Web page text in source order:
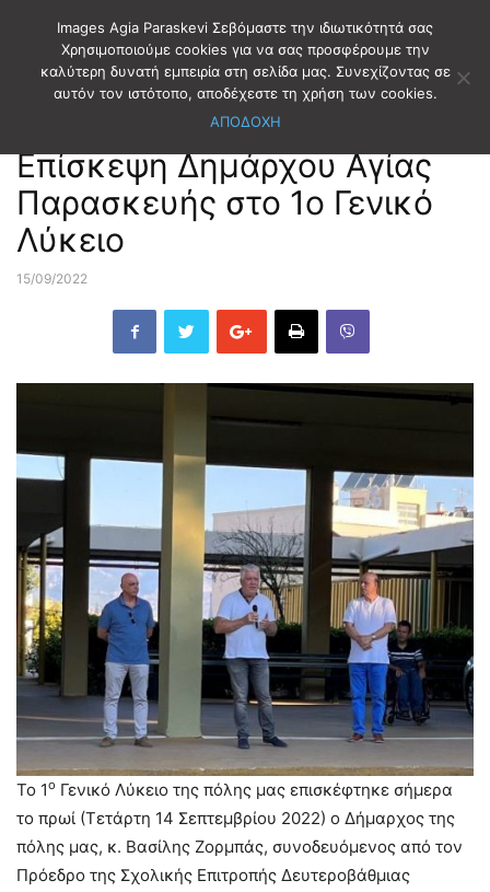
Αρχική ΔΗΜΟΤΙΚΑ ΝΕΑ
Επίσκεψη Δημάρχου Αγίας
Παρασκευής στο 1ο Γενικό
Λύκειο
15/09/2022
Το 1ο Γενικό Λύκειο της πόλης μας επισκέφτηκε σήμερα
το πρωί (Τετάρτη 14 Σεπτεμβρίου 2022) ο Δήμαρχος της
πόλης μας, κ. Βασίλης Ζορμπάς, συνοδευόμενος από τον
Πρόεδρο της Σχολικής Επιτροπής Δευτεροβάθμιας
Images Agia Paraskevi Σεβόμαστε την ιδιωτικότητά σας
Χρησιμοποιούμε cookies για να σας προσφέρουμε την
καλύτερη δυνατή εμπειρία στη σελίδα μας. Συνεχίζοντας σε
αυτόν τον ιστότοπο, αποδέχεστε τη χρήση των cookies.
ΑΠΟΔΟΧΗ